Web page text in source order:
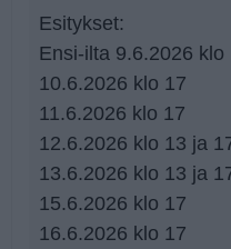
Esitykset:
Ensi-ilta 9.6.2026 klo
10.6.2026 klo 17
11.6.2026 klo 17
12.6.2026 klo 13 ja
13.6.2026 klo 13 ja
15.6.2026 klo 17
16.6.2026 klo 17